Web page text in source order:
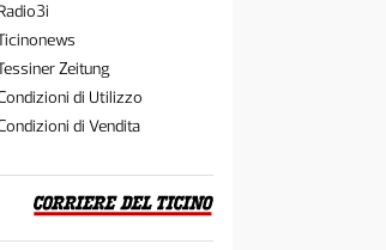
Zeitung
di Utilizzo
di Vendita